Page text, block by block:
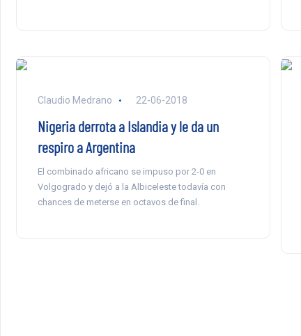
Claudio Medrano 22-06-2018
Nigeria derrota a Islandia y le da un
respiro a Argentina
El combinado africano se impuso por 2-0 en
Volgogrado y dejó a la Albiceleste todavía con
chances de meterse en octavos de final.